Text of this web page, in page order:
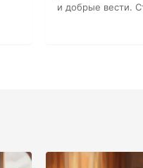
и добрые вести.